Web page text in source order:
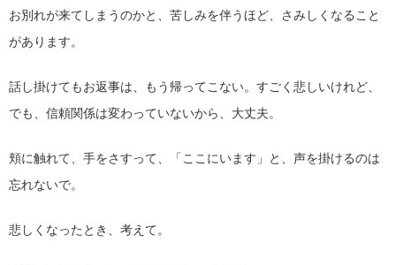
お別れが来てしまうのかと、苦しみを伴うほど、さみしくなること
があります。
話し掛けてもお返事は、もう帰ってこない。すごく悲しいけれど、
でも、信頼関係は変わっていないから、大丈夫。
頬に触れて、手をさすって、「ここにいます」と、声を掛けるのは
忘れないで。
悲しくなったとき、考えて。